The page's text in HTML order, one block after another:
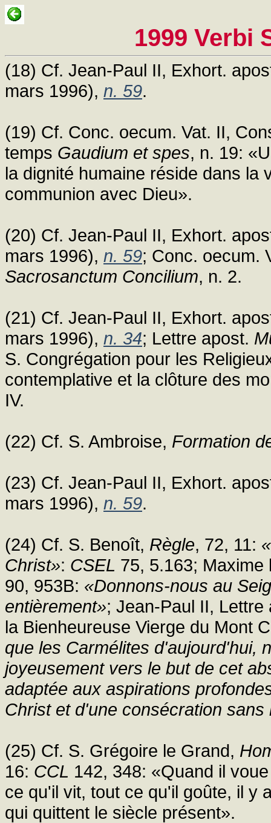
1999 Verbi
(18) Cf. Jean-Paul II, Exhort.
mars 1996), n. 59.
(19) Cf. Conc. oecum. Vat. II,
temps Gaudium et spes, n. 19:
la dignité humaine réside dans la
communion avec Dieu».
(20) Cf. Jean-Paul II, Exhort.
mars 1996), n. 59; Conc. oecum.
Sacrosanctum Concilium, n. 2.
(21) Cf. Jean-Paul II, Exhort.
mars 1996), n. 34; Lettre apost.
S. Congrégation pour les
contemplative et la clôture des
IV.
(22) Cf. S. Ambroise, Formation
(23) Cf. Jean-Paul II, Exhort.
mars 1996), n. 59.
(24) Cf. S. Benoît, Règle, 72, 11:
Christ»: CSEL 75, 5.163;
90, 953B: «Donnons-nous au
entièrement»; Jean-Paul II,
la Bienheureuse Vierge du Mont
que les Carmélites d'aujourd'hui,
joyeusement vers le but de cet
adaptée aux aspirations
Christ et d'une consécration
(25) Cf. S. Grégoire le Grand,
16: CCL 142, 348: «Quand il
ce qu'il vit, tout ce qu'il goûte, il y
qui quittent le siècle présent».